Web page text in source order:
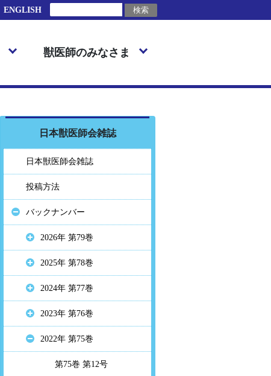
ENGLISH
獣医師のみなさま
日本獣医師会雑誌
日本獣医師会雑誌
投稿方法
バックナンバー
2026年 第79巻
2025年 第78巻
2024年 第77巻
2023年 第76巻
2022年 第75巻
第75巻 第12号